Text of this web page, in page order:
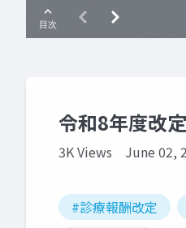
令和8年度改
3K Views June 02,
#診療報酬改定